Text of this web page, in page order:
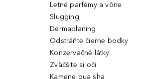
Letné parfémy a vône
Slugging
Dermaplaning
Odstráňte čierne bodky
Konzervačné látky
Zväčšite si oči
Kamene gua sha